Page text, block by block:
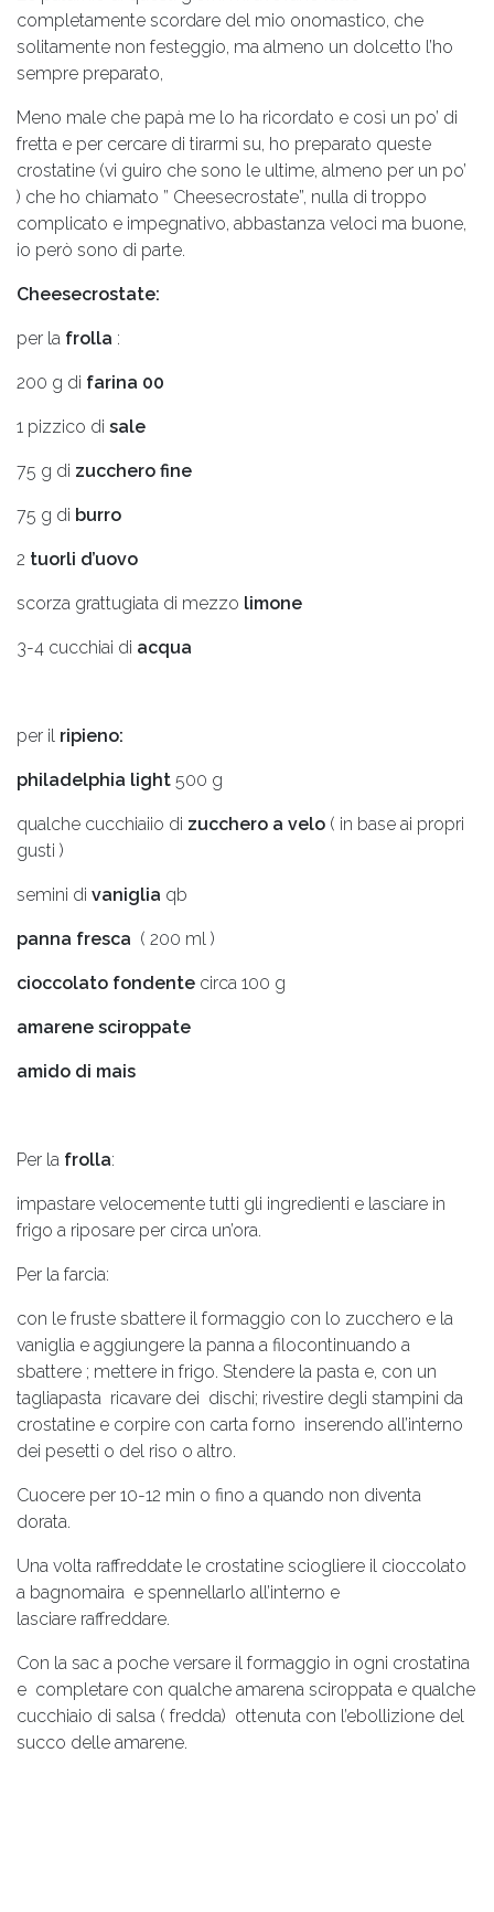
completamente scordare del mio onomastico, che
solitamente non festeggio, ma almeno un dolcetto l’ho
sempre preparato,
Meno male che papà me lo ha ricordato e così un po’ di
fretta e per cercare di tirarmi su, ho preparato queste
crostatine (vi guiro che sono le ultime, almeno per un po’
) che ho chiamato ” Cheesecrostate”, nulla di troppo
complicato e impegnativo, abbastanza veloci ma buone,
io però sono di parte.
Cheesecrostate:
per la frolla :
200 g di farina 00
1 pizzico di sale
75 g di zucchero fine
75 g di burro
2 tuorli d’uovo
scorza grattugiata di mezzo limone
3-4 cucchiai di acqua
per il ripieno:
philadelphia light 500 g
qualche cucchiaiio di zucchero a velo ( in base ai propri
gusti )
semini di vaniglia qb
panna fresca ( 200 ml )
cioccolato fondente circa 100 g
amarene sciroppate
amido di mais
Per la frolla:
impastare velocemente tutti gli ingredienti e lasciare in
frigo a riposare per circa un’ora.
Per la farcia:
con le fruste sbattere il formaggio con lo zucchero e la
vaniglia e aggiungere la panna a filocontinuando a
sbattere ; mettere in frigo. Stendere la pasta e, con un
tagliapasta ricavare dei dischi; rivestire degli stampini da
crostatine e corpire con carta forno inserendo all’interno
dei pesetti o del riso o altro.
Cuocere per 10-12 min o fino a quando non diventa
dorata.
Una volta raffreddate le crostatine sciogliere il cioccolato
a bagnomaira e spennellarlo all’interno e
lasciare raffreddare.
Con la sac a poche versare il formaggio in ogni crostatina
e completare con qualche amarena sciroppata e qualche
cucchiaio di salsa ( fredda) ottenuta con l’ebollizione del
succo delle amarene.